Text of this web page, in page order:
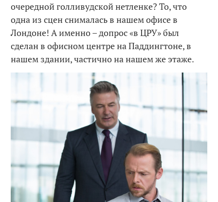
очередной голливудской нетленке? То, что
одна из сцен снималась в нашем офисе в
Лондоне! А именно – допрос «в ЦРУ» был
сделан в офисном центре на Паддингтоне, в
нашем здании, частично на нашем же этаже.